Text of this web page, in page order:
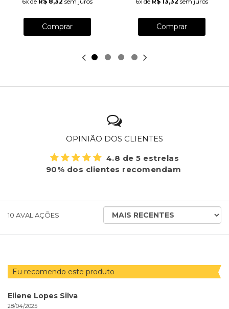
Comprar Comprar
OPINIÃO DOS CLIENTES
4.8 de 5 estrelas
90% dos clientes recomendam
10 AVALIAÇÕES
ORDENAR
AVALIAÇÕES
Eu recomendo este produto
Eliene Lopes Silva
28/04/2025